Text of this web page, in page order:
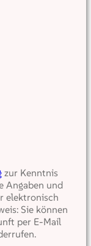
zur Kenntnis
Angaben und
elektronisch
Sie können
per E-Mail